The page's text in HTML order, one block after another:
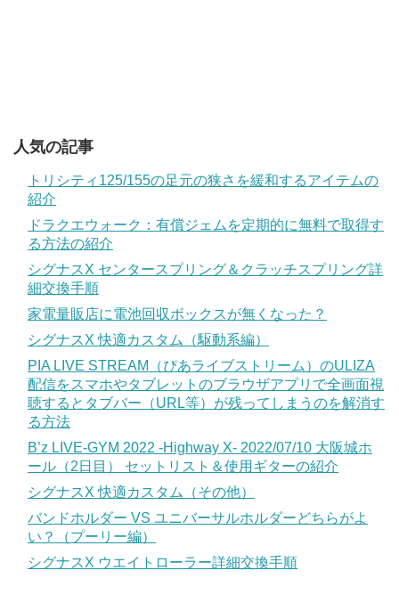
人気の記事
トリシティ125/155の足元の狭さを緩和するアイテムの
紹介
ドラクエウォーク：有償ジェムを定期的に無料で取得す
る方法の紹介
シグナスX センタースプリング＆クラッチスプリング詳
細交換手順
家電量販店に電池回収ボックスが無くなった？
シグナスX 快適カスタム（駆動系編）
PIA LIVE STREAM（ぴあライブストリーム）のULIZA
配信をスマホやタブレットのブラウザアプリで全画面視
聴するとタブバー（URL等）が残ってしまうのを解消す
る方法
B’z LIVE-GYM 2022 -Highway X- 2022/07/10 大阪城ホ
ール（2日目） セットリスト＆使用ギターの紹介
シグナスX 快適カスタム（その他）
バンドホルダー VS ユニバーサルホルダーどちらがよ
い？（プーリー編）
シグナスX ウエイトローラー詳細交換手順